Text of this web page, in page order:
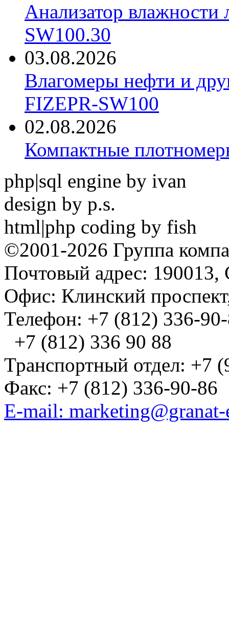
Анализатор
SW100.30
03.08.2026
Влагомеры нефти и
FIZEPR-SW100
02.08.2026
Компактные
php|sql engine by ivan
design by p.s.
html|php coding by fish
©2001-2026 Группа
Почтовый адрес: 190013,
Офис: Клинский
Телефон: +7 (812) 336-
+7 (812) 336 90 88
Транспортный отдел: +7
Факс: +7 (812) 336-90-86
E-mail: